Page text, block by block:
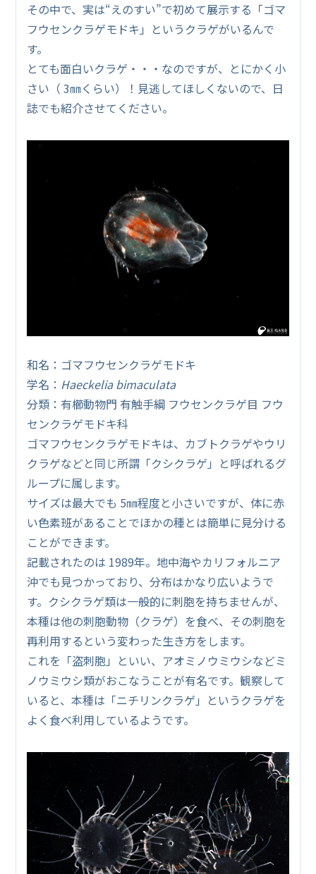
その中で、実は“えのすい”で初めて展示する「ゴマ
フウセンクラゲモドキ」というクラゲがいるんで
す。
とても面白いクラゲ・・・なのですが、とにかく小
さい（ 3㎜くらい）！見逃してほしくないので、日
誌でも紹介させてください。
和名：ゴマフウセンクラゲモドキ
学名： Haeckelia bimaculata
分類：有櫛動物門 有触手綱 フウセンクラゲ目 フウ
センクラゲモドキ科
ゴマフウセンクラゲモドキは、カブトクラゲやウリ
クラゲなどと同じ所謂「クシクラゲ」と呼ばれるグ
ループに属します。
サイズは最大でも 5㎜程度と小さいですが、体に赤
い色素班があることでほかの種とは簡単に見分ける
ことができます。
記載されたのは 1989年。地中海やカリフォルニア
沖でも見つかっており、分布はかなり広いようで
す。クシクラゲ類は一般的に刺胞を持ちませんが、
本種は他の刺胞動物（クラゲ）を食べ、その刺胞を
再利用するという変わった生き方をします。
これを「盗刺胞」といい、アオミノウミウシなどミ
ノウミウシ類がおこなうことが有名です。観察して
いると、本種は「ニチリンクラゲ」というクラゲを
よく食べ利用しているようです。